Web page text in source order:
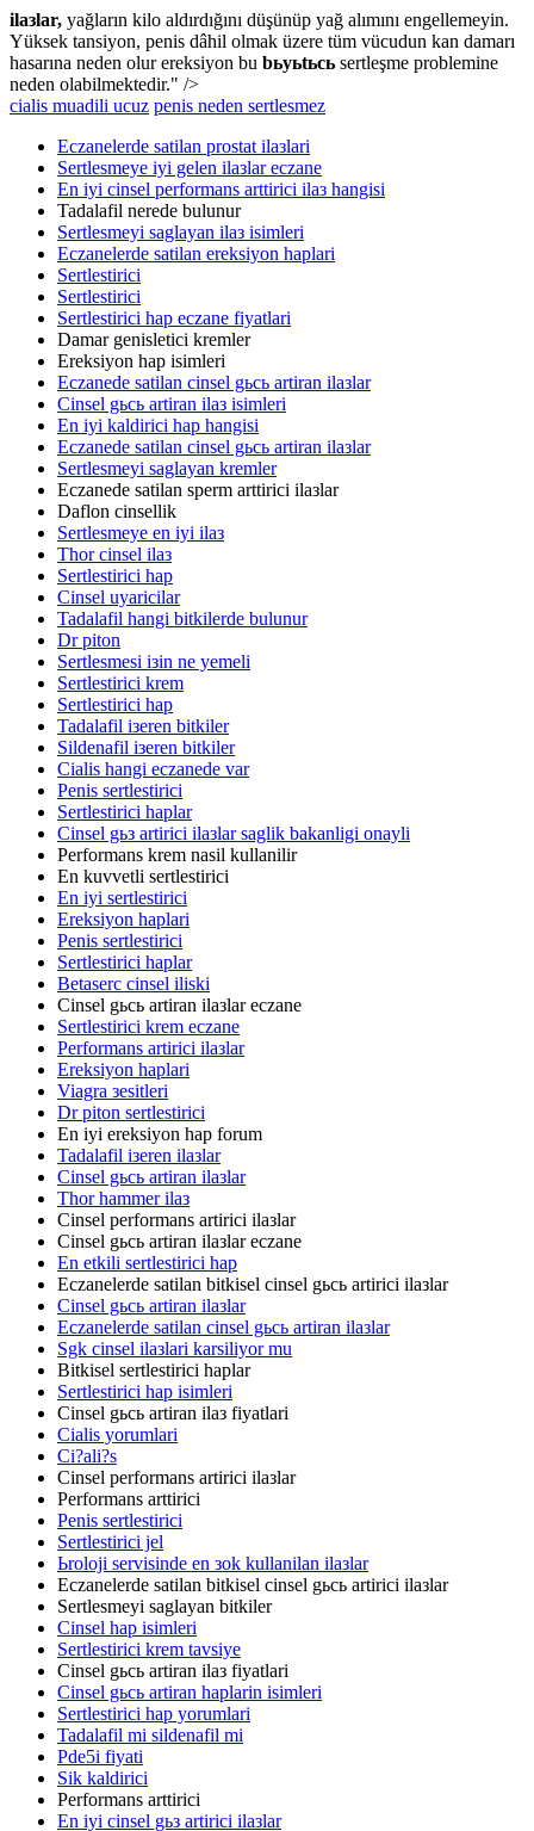
ilaзlar, yağların kilo aldırdığını düşünüp yağ alımını engellemeyin.
Yüksek tansiyon, penis dâhil olmak üzere tüm vücudun kan damarı
hasarına neden olur ereksiyon bu bьyьtьcь sertleşme problemine
neden olabilmektedir." />
cialis muadili ucuz penis neden sertlesmez
Eczanelerde satilan prostat ilaзlari
Sertlesmeye iyi gelen ilaзlar eczane
En iyi cinsel performans arttirici ilaз hangisi
Tadalafil nerede bulunur
Sertlesmeyi saglayan ilaз isimleri
Eczanelerde satilan ereksiyon haplari
Sertlestirici
Sertlestirici
Sertlestirici hap eczane fiyatlari
Damar genisletici kremler
Ereksiyon hap isimleri
Eczanede satilan cinsel gьcь artiran ilaзlar
Cinsel gьcь artiran ilaз isimleri
En iyi kaldirici hap hangisi
Eczanede satilan cinsel gьcь artiran ilaзlar
Sertlesmeyi saglayan kremler
Eczanede satilan sperm arttirici ilaзlar
Daflon cinsellik
Sertlesmeye en iyi ilaз
Thor cinsel ilaз
Sertlestirici hap
Cinsel uyaricilar
Tadalafil hangi bitkilerde bulunur
Dr piton
Sertlesmesi iзin ne yemeli
Sertlestirici krem
Sertlestirici hap
Tadalafil iзeren bitkiler
Sildenafil iзeren bitkiler
Cialis hangi eczanede var
Penis sertlestirici
Sertlestirici haplar
Cinsel gьз artirici ilaзlar saglik bakanligi onayli
Performans krem nasil kullanilir
En kuvvetli sertlestirici
En iyi sertlestirici
Ereksiyon haplari
Penis sertlestirici
Sertlestirici haplar
Betaserc cinsel iliski
Cinsel gьcь artiran ilaзlar eczane
Sertlestirici krem eczane
Performans artirici ilaзlar
Ereksiyon haplari
Viagra зesitleri
Dr piton sertlestirici
En iyi ereksiyon hap forum
Tadalafil iзeren ilaзlar
Cinsel gьcь artiran ilaзlar
Thor hammer ilaз
Cinsel performans artirici ilaзlar
Cinsel gьcь artiran ilaзlar eczane
En etkili sertlestirici hap
Eczanelerde satilan bitkisel cinsel gьcь artirici ilaзlar
Cinsel gьcь artiran ilaзlar
Eczanelerde satilan cinsel gьcь artiran ilaзlar
Sgk cinsel ilaзlari karsiliyor mu
Bitkisel sertlestirici haplar
Sertlestirici hap isimleri
Cinsel gьcь artiran ilaз fiyatlari
Cialis yorumlari
Ci?ali?s
Cinsel performans artirici ilaзlar
Performans arttirici
Penis sertlestirici
Sertlestirici jel
Ьroloji servisinde en зok kullanilan ilaзlar
Eczanelerde satilan bitkisel cinsel gьcь artirici ilaзlar
Sertlesmeyi saglayan bitkiler
Cinsel hap isimleri
Sertlestirici krem tavsiye
Cinsel gьcь artiran ilaз fiyatlari
Cinsel gьcь artiran haplarin isimleri
Sertlestirici hap yorumlari
Tadalafil mi sildenafil mi
Pde5i fiyati
Sik kaldirici
Performans arttirici
En iyi cinsel gьз artirici ilaзlar